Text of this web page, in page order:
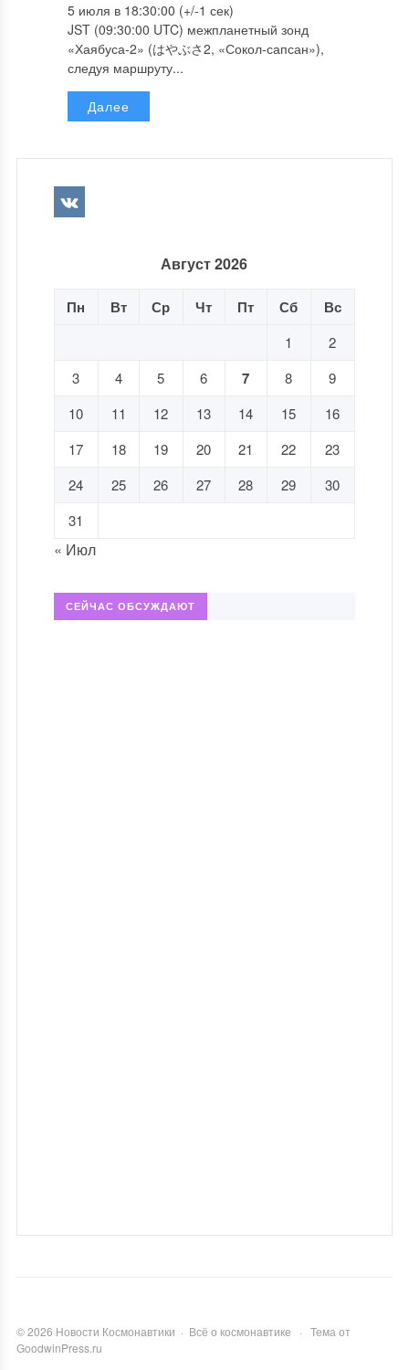
5 июля в 18:30:00 (+/-1 сек)
JST (09:30:00 UTC) межпланетный зонд
«Хаябуса-2» (はやぶさ2, «Сокол-сапсан»),
следуя маршруту...
Далее
Август 2026
Пн Вт Ср Чт Пт Сб Вс
1
2
3
4 5 6 7 8
9
10
11 12 13 14 15
16
17
18 19 20 21 22
23
24
25 26 27 28 29
30
31
« Июл
СЕЙЧАС ОБСУЖДАЮТ
©2026 Новости Космонавтики · Всё о космонавтике · Тема от
GoodwinPress.ru